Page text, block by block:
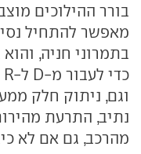
בורר ההילוכים
מאפשר להתחיל
בתמרוני חניה,
וגם, ניתוק חלק
נתיב, התרעת
מהרכב, גם אם לא